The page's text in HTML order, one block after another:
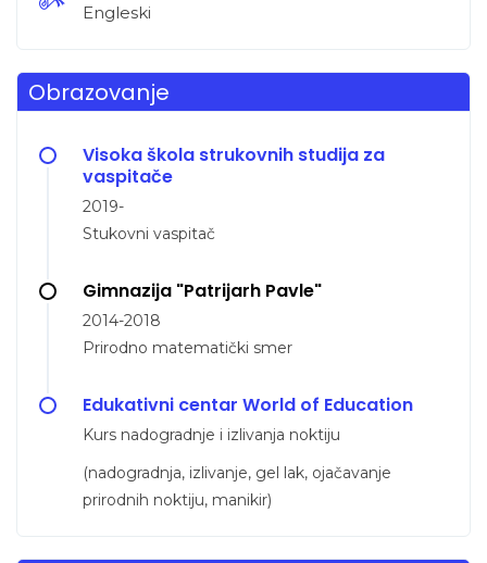
Engleski
Obrazovanje
Visoka škola strukovnih studija za
vaspitače
2019-
Stukovni vaspitač
Gimnazija "Patrijarh Pavle"
2014-2018
Prirodno matematički smer
Edukativni centar World of Education
Kurs nadogradnje i izlivanja noktiju
(nadogradnja, izlivanje, gel lak, ojačavanje
prirodnih noktiju, manikir)